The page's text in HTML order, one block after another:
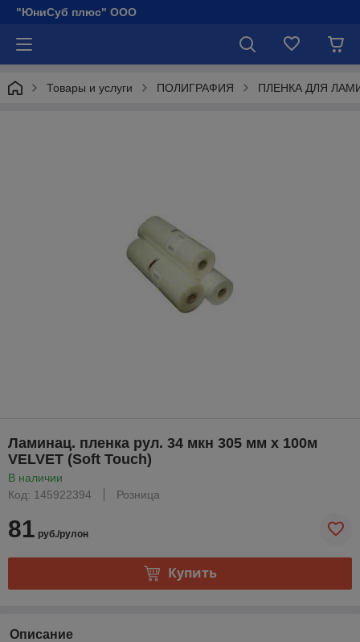
"ЮниСуб плюс" ООО
Товары и услуги ПОЛИГРАФИЯ ПЛЕНКА ДЛЯ
Ламинац. пленка рул. 34 мкн 305 мм х 100м
VELVET (Soft Touch)
В наличии
Код: 145922394
Розница
81 руб./рулон
Купить
Описание